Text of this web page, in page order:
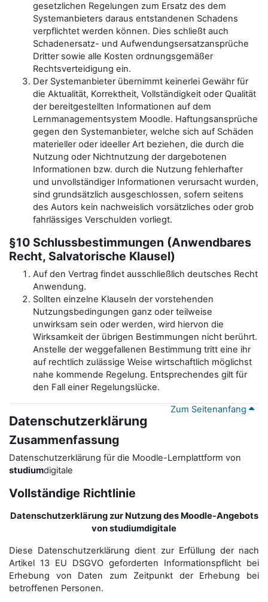
gesetzlichen Regelungen zum Ersatz des dem
Systemanbieters daraus entstandenen Schadens
verpflichtet werden können. Dies schließt auch
Schadenersatz- und Aufwendungsersatzansprüche
Dritter sowie alle Kosten ordnungsgemäßer
Rechtsverteidigung ein.
Der Systemanbieter übernimmt keinerlei Gewähr für
die Aktualität, Korrektheit, Vollständigkeit oder Qualität
der bereitgestellten Informationen auf dem
Lernmanagementsystem Moodle. Haftungsansprüche
gegen den Systemanbieter, welche sich auf Schäden
materieller oder ideeller Art beziehen, die durch die
Nutzung oder Nichtnutzung der dargebotenen
Informationen bzw. durch die Nutzung fehlerhafter
und unvollständiger Informationen verursacht wurden,
sind grundsätzlich ausgeschlossen, sofern seitens
des Autors kein nachweislich vorsätzliches oder grob
fahrlässiges Verschulden vorliegt.
§10 Schlussbestimmungen (Anwendbares
Recht, Salvatorische Klausel)
Auf den Vertrag findet ausschließlich deutsches Recht
Anwendung.
Sollten einzelne Klauseln der vorstehenden
Nutzungsbedingungen ganz oder teilweise
unwirksam sein oder werden, wird hiervon die
Wirksamkeit der übrigen Bestimmungen nicht berührt.
Anstelle der weggefallenen Bestimmung tritt eine ihr
auf rechtlich zulässige Weise wirtschaftlich möglichst
nahe kommende Regelung. Entsprechendes gilt für
den Fall einer Regelungslücke.
Zum Seitenanfang
Datenschutzerklärung
Zusammenfassung
Datenschutzerklärung für die Moodle-Lernplattform von
studiumdigitale
Vollständige Richtlinie
Datenschutzerklärung zur Nutzung des Moodle-Angebots
von studiumdigitale
Diese Datenschutzerklärung dient zur Erfüllung der nach
Artikel 13 EU DSGVO geforderten Informationspflicht bei
Erhebung von Daten zum Zeitpunkt der Erhebung bei
betroffenen Personen.